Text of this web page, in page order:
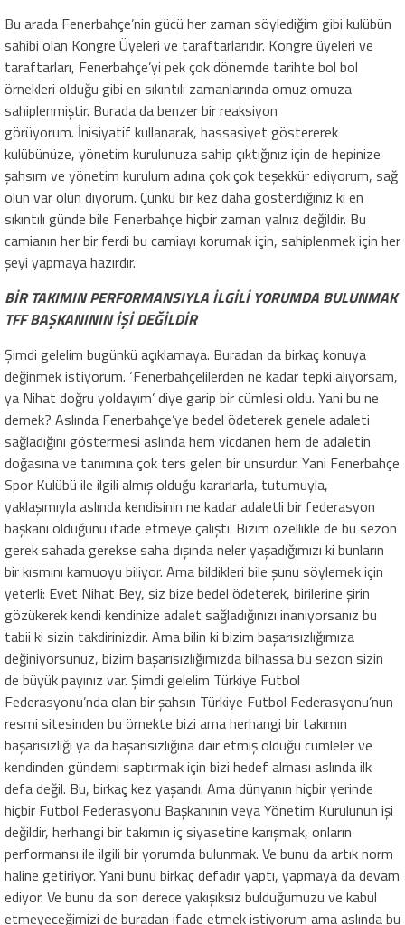
Bu arada Fenerbahçe’nin gücü her zaman söylediğim gibi kulübün
sahibi olan Kongre Üyeleri ve taraftarlarıdır. Kongre üyeleri ve
taraftarları, Fenerbahçe’yi pek çok dönemde tarihte bol bol
örnekleri olduğu gibi en sıkıntılı zamanlarında omuz omuza
sahiplenmiştir. Burada da benzer bir reaksiyon
görüyorum. İnisiyatif kullanarak, hassasiyet göstererek
kulübünüze, yönetim kurulunuza sahip çıktığınız için de hepinize
şahsım ve yönetim kurulum adına çok çok teşekkür ediyorum, sağ
olun var olun diyorum. Çünkü bir kez daha gösterdiğiniz ki en
sıkıntılı günde bile Fenerbahçe hiçbir zaman yalnız değildir. Bu
camianın her bir ferdi bu camiayı korumak için, sahiplenmek için her
şeyi yapmaya hazırdır.
BİR TAKIMIN PERFORMANSIYLA İLGİLİ YORUMDA BULUNMAK
TFF BAŞKANININ İŞİ DEĞİLDİR
Şimdi gelelim bugünkü açıklamaya. Buradan da birkaç konuya
değinmek istiyorum. ‘Fenerbahçelilerden ne kadar tepki alıyorsam,
ya Nihat doğru yoldayım’ diye garip bir cümlesi oldu. Yani bu ne
demek? Aslında Fenerbahçe’ye bedel ödeterek genele adaleti
sağladığını göstermesi aslında hem vicdanen hem de adaletin
doğasına ve tanımına çok ters gelen bir unsurdur. Yani Fenerbahçe
Spor Kulübü ile ilgili almış olduğu kararlarla, tutumuyla,
yaklaşımıyla aslında kendisinin ne kadar adaletli bir federasyon
başkanı olduğunu ifade etmeye çalıştı. Bizim özellikle de bu sezon
gerek sahada gerekse saha dışında neler yaşadığımızı ki bunların
bir kısmını kamuoyu biliyor. Ama bildikleri bile şunu söylemek için
yeterli: Evet Nihat Bey, siz bize bedel ödeterek, birilerine şirin
gözükerek kendi kendinize adalet sağladığınızı inanıyorsanız bu
tabii ki sizin takdirinizdir. Ama bilin ki bizim başarısızlığımıza
değiniyorsunuz, bizim başarısızlığımızda bilhassa bu sezon sizin
de büyük payınız var. Şimdi gelelim Türkiye Futbol
Federasyonu’nda olan bir şahsın Türkiye Futbol Federasyonu’nun
resmi sitesinden bu örnekte bizi ama herhangi bir takımın
başarısızlığı ya da başarısızlığına dair etmiş olduğu cümleler ve
kendinden gündemi saptırmak için bizi hedef alması aslında ilk
defa değil. Bu, birkaç kez yaşandı. Ama dünyanın hiçbir yerinde
hiçbir Futbol Federasyonu Başkanının veya Yönetim Kurulunun işi
değildir, herhangi bir takımın iç siyasetine karışmak, onların
performansı ile ilgili bir yorumda bulunmak. Ve bunu da artık norm
haline getiriyor. Yani bunu birkaç defadır yaptı, yapmaya da devam
ediyor. Ve bunu da son derece yakışıksız bulduğumuzu ve kabul
etmeyeceğimizi de buradan ifade etmek istiyorum ama aslında bu